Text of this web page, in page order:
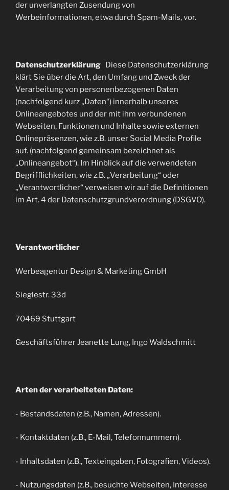
der unverlangten Zusendung von
Werbeinformationen, etwa durch Spam-Mails, vor.
Datenschutzerklärung Diese Datenschutzerklärung
klärt Sie über die Art, den Umfang und Zweck der
Verarbeitung von personenbezogenen Daten
(nachfolgend kurz „Daten“) innerhalb unseres
Onlineangebotes und der mit ihm verbundenen
Webseiten, Funktionen und Inhalte sowie externen
Onlinepräsenzen, wie z.B. unser Social Media Profile
auf. (nachfolgend gemeinsam bezeichnet als
„Onlineangebot“). Im Hinblick auf die verwendeten
Begrifflichkeiten, wie z.B. „Verarbeitung“ oder
„Verantwortlicher“ verweisen wir auf die Definitionen
im Art. 4 der Datenschutzgrundverordnung (DSGVO).
Verantwortlicher
Werbeagentur Design & Marketing GmbH
Sieglestr. 33d
70469 Stuttgart
Geschäftsführer Jeanette Lung, Ingo Waldschmitt
Arten der verarbeiteten Daten:
- Bestandsdaten (z.B., Namen, Adressen).
- Kontaktdaten (z.B., E-Mail, Telefonnummern).
- Inhaltsdaten (z.B., Texteingaben, Fotografien, Videos).
- Nutzungsdaten (z.B., besuchte Webseiten, Interesse